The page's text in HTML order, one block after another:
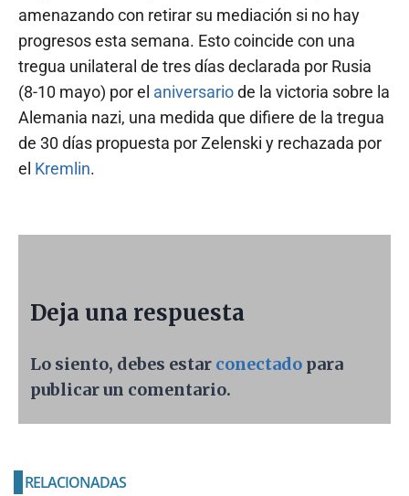
amenazando con retirar su mediación si no hay
progresos esta semana. Esto coincide con una
tregua unilateral de tres días declarada por Rusia
(8-10 mayo) por el aniversariode la victoria sobre la
Alemania nazi, una medida que difiere de la tregua
de 30 días propuesta por Zelenski y rechazada por
el Kremlin.
Deja una respuesta
Lo siento, debes estar conectado para
publicar un comentario.
RELACIONADAS